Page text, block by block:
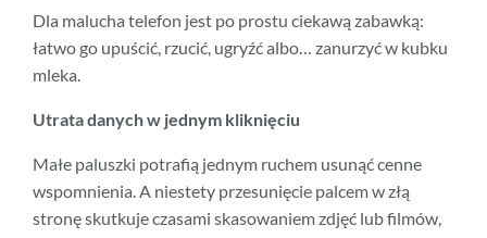
Dla malucha telefon jest po prostu ciekawą zabawką:
łatwo go upuścić, rzucić, ugryźć albo… zanurzyć w kubku
mleka.
Utrata danych w jednym kliknięciu
Małe paluszki potrafią jednym ruchem usunąć cenne
wspomnienia. A niestety przesunięcie palcem w złą
stronę skutkuje czasami skasowaniem zdjęć lub filmów,